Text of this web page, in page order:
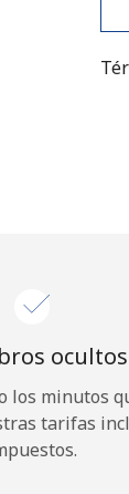
ocultos
los minutos
tarifas